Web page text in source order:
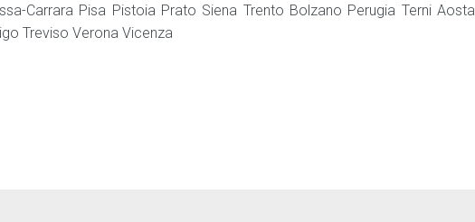
Carrara Pisa Pistoia Prato Siena Trento Bolzano Perugia Terni Aosta
Treviso Verona Vicenza